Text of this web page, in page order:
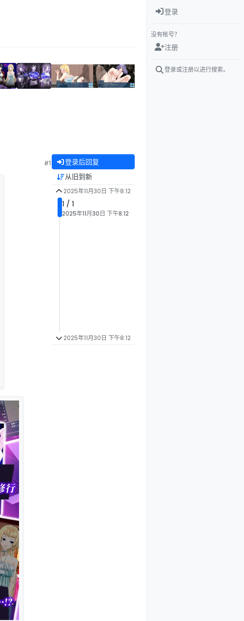
#1 登录后回复
从旧到新
2025年11月30日 下午8:12
1 / 1
2025年11月30日 下午8:12
2025年11月30日 下午8:12
登录
没有帐号？
注册
登录或注册以进行搜索。